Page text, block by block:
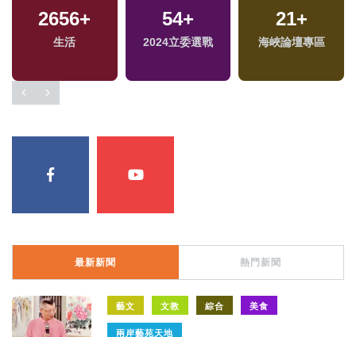
2656+
生活
54+
2024立委選戰
21+
海峽論壇專區
最新新聞 熱門新聞
藝文 文教 綜合 美食
兩岸藝苑天地